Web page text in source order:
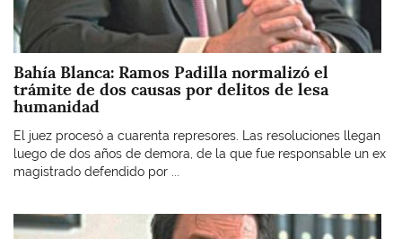
Bahía Blanca: Ramos Padilla normalizó el
trámite de dos causas por delitos de lesa
humanidad
El juez procesó a cuarenta represores. Las resoluciones llegan
luego de dos años de demora, de la que fue responsable un ex
magistrado defendido por ...
Imagen